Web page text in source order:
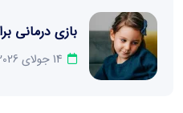
بازی درمانی
14 جولای 2026